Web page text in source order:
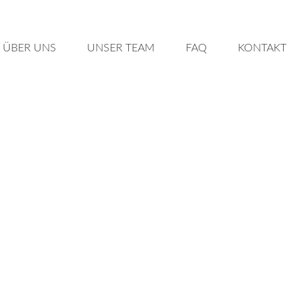
ÜBER UNS UN­SER TEAM FAQ KON­TAKT